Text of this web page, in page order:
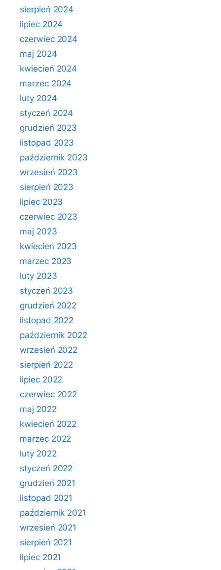
sierpień 2024
lipiec 2024
czerwiec 2024
maj 2024
kwiecień 2024
marzec 2024
luty 2024
styczeń 2024
grudzień 2023
listopad 2023
październik 2023
wrzesień 2023
sierpień 2023
lipiec 2023
czerwiec 2023
maj 2023
kwiecień 2023
marzec 2023
luty 2023
styczeń 2023
grudzień 2022
listopad 2022
październik 2022
wrzesień 2022
sierpień 2022
lipiec 2022
czerwiec 2022
maj 2022
kwiecień 2022
marzec 2022
luty 2022
styczeń 2022
grudzień 2021
listopad 2021
październik 2021
wrzesień 2021
sierpień 2021
lipiec 2021